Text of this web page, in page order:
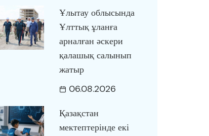
Ұлытау облысында
Ұлттық ұланға
арналған әскери
қалашық салынып
жатыр
06.08.2026
Қазақстан
мектептерінде екі